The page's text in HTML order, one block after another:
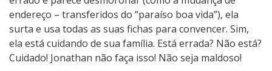
endereço – transferidos do “paraíso boa vida”), ela
surta e usa todas as suas fichas para convencer. Sim,
ela está cuidando de sua família. Está errada? Não está?
Cuidado! Jonathan não faça isso! Não seja maldoso!